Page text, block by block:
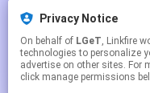
Privacy Notice
On behalf of LGeT, Linkfire would like to use cookies and similar
technologies to personalize
advertise on other sites. For
click manage permissions